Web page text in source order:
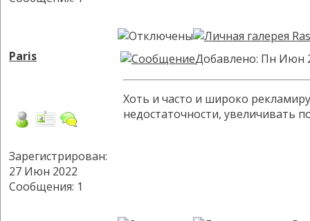
Paris
Зарегистрирован:
27 Июн 2022
Сообщения: 1
Добавлено: Пн Июн
Хоть и часто и широко
недостаточности, увеличивать